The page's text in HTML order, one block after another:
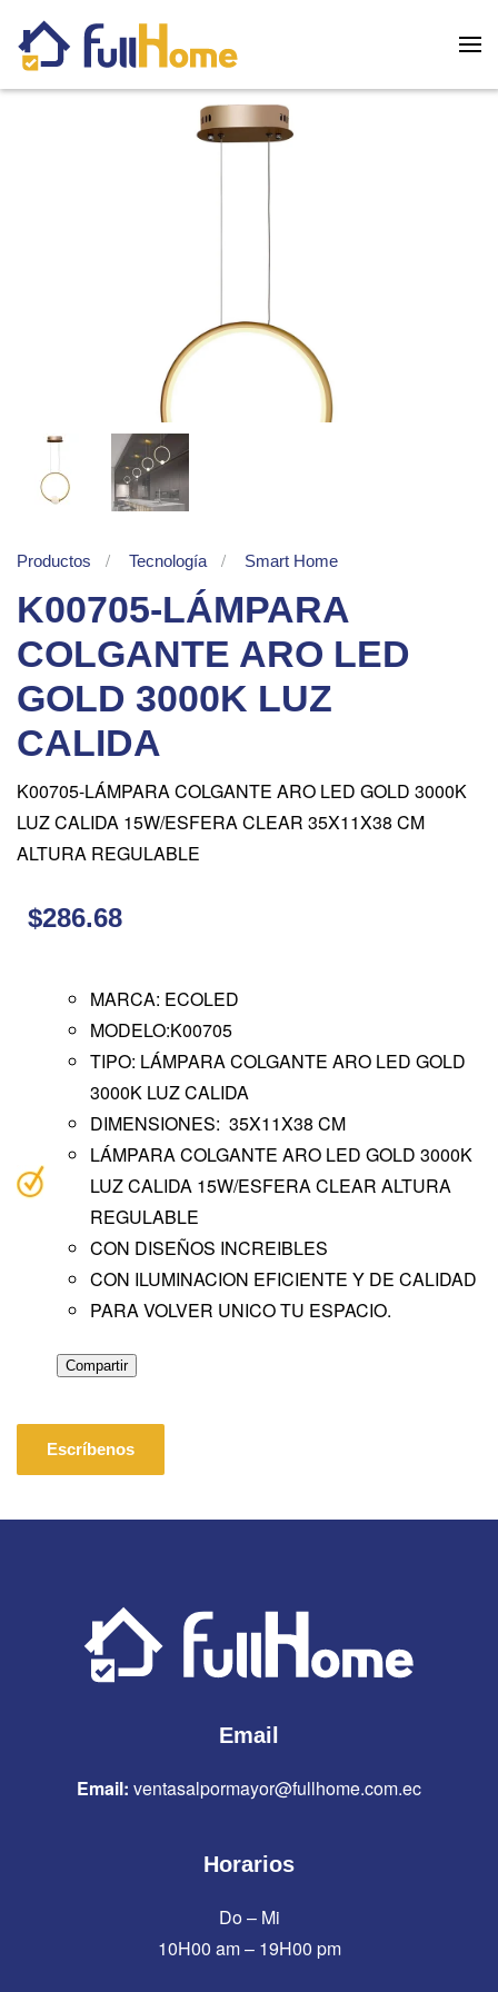
Skip to main content
Productos Tecnología Smart Home
K00705-LÁMPARA
COLGANTE ARO LED
GOLD 3000K LUZ
CALIDA
K00705-LÁMPARA COLGANTE ARO LED GOLD 3000K
LUZ CALIDA 15W/ESFERA CLEAR 35X11X38 CM
ALTURA REGULABLE
$286.68
MARCA: ECOLED
MODELO:K00705
TIPO: LÁMPARA COLGANTE ARO LED GOLD
3000K LUZ CALIDA
DIMENSIONES: 35X11X38 CM
LÁMPARA COLGANTE ARO LED GOLD 3000K
LUZ CALIDA 15W/ESFERA CLEAR ALTURA
REGULABLE
CON DISEÑOS INCREIBLES
CON ILUMINACION EFICIENTE Y DE CALIDAD
PARA VOLVER UNICO TU ESPACIO.
Compartir
Escríbenos
Email
Email: ventasalpormayor@fullhome.com.ec
Horarios
Do – Mi
10H00 am – 19H00 pm